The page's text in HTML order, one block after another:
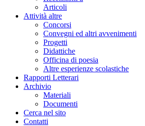
Articoli
Attività altre
Concorsi
Convegni ed altri avvenimenti
Progetti
Didattiche
Officina di poesia
Altre esperienze scolastiche
Rapporti Letterari
Archivio
Materiali
Documenti
Cerca nel sito
Contatti